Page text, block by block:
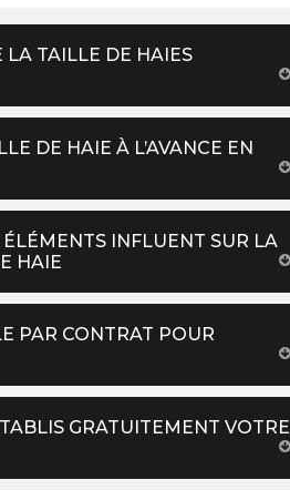
LA TAILLE DE HAIES
DE HAIE À L’AVANCE EN
INFLUENT SUR LA
HAIE
PAR CONTRAT POUR
GRATUITEMENT VOTRE